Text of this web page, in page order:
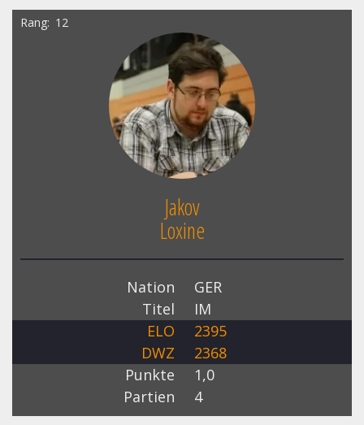
Rang 12
Jakov
Loxine
Nation
GER
Titel
IM
ELO
2395
DWZ
2368
Punkte
1,0
Partien
4